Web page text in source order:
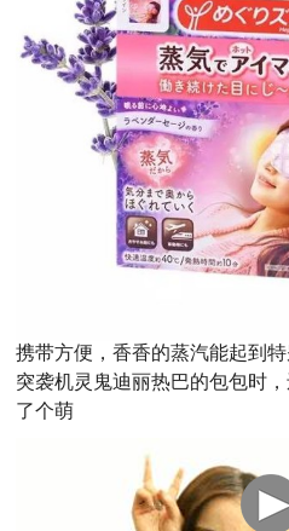
携带方便，香香的蒸汽能起到
突袭机灵鬼迪丽热巴的包包时
了个萌